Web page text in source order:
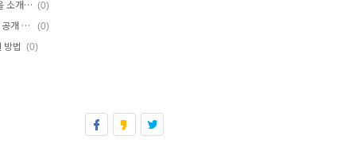
아이폰5 등 iOS6 완탈, 탈옥하는 쉬운 방법을 소개합니다 (0)
아이폰5 완탈 소식... iOS 6.1 공개와 탈옥툴 공개 시점 (0)
방법 (0)